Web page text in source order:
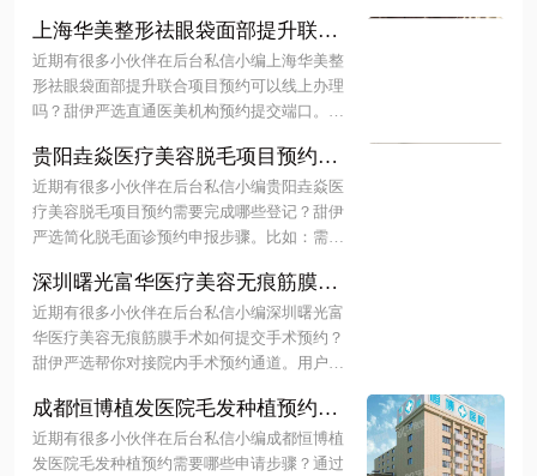
术约 25000 至 50000 元，具体依修复难度而
定。余文林院长团队擅长此类疑难修复，技术
实力雄厚。更多详细介绍尽在文中！
上海华美整形祛眼袋面部提升联合
项目预约可以线上办理吗？甜伊严
选直通医美机构预约提交端口能秒
约，查价格更透明！
近期有很多小伙伴在后台私信小编上海华美整
形祛眼袋面部提升联合项目预约可以线上办理
吗？甜伊严选直通医美机构预约提交端口。答
台直接在线提交预约申请，无需线下排队，流
程便捷高效。用户只需在端口填写基本信息即
可完成挂号，享受优先面诊服务。下面随小编
一起来看看更多详细介绍~
贵阳垚焱医疗美容脱毛项目预约需
要完成哪些登记？甜伊严选简化脱
毛面诊预约申报步骤，填表即约，
轻松开启光滑肌肤之旅！
近期有很多小伙伴在后台私信小编贵阳垚焱医
疗美容脱毛项目预约需要完成哪些登记？甜伊
严选简化脱毛面诊预约申报步骤。比如：需完
既往病史申报，甜伊严选协助简化流程。更多
详细介绍尽在文中！
深圳曙光富华医疗美容无痕筋膜手
术如何提交手术预约？甜伊严选帮
你对接院内手术预约通道一键挂
号，查医生排班快人一步！
近期有很多小伙伴在后台私信小编深圳曙光富
华医疗美容无痕筋膜手术如何提交手术预约？
甜伊严选帮你对接院内手术预约通道。用户可
前台现场登记完成预约，建议提前一至两周锁
定田芳斌、李俊等医师档期。到院需携带身份
证及预约流水号，按流程面诊后缴纳定金即可
成都恒博植发医院毛发种植预约需
要哪些申请步骤？通过甜伊严选快
速递交植发预约诉求，一键查询价
近期有很多小伙伴在后台私信小编成都恒博植
发医院毛发种植预约需要哪些申请步骤？通过